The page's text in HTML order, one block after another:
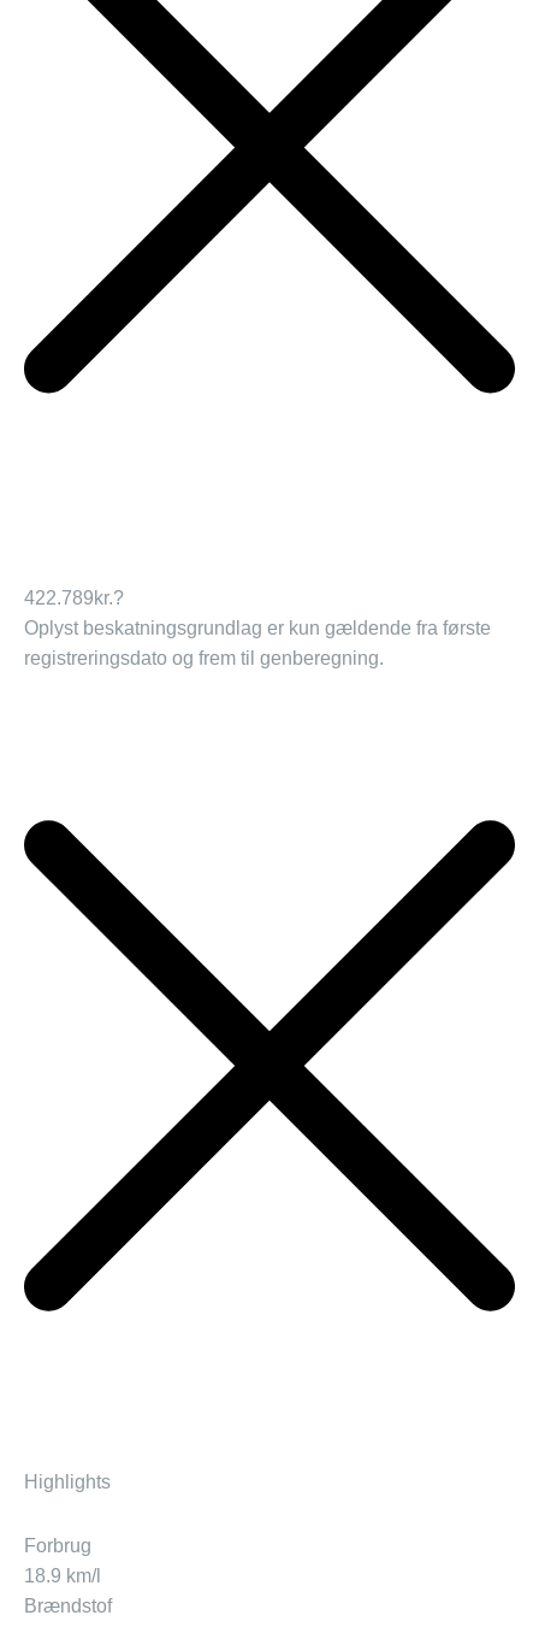
422.789kr.?
Oplyst beskatningsgrundlag er kun gældende fra første
registreringsdato og frem til genberegning.
Highlights
Forbrug
18.9 km/l
Brændstof